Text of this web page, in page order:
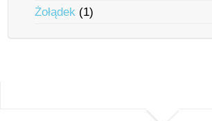
Żołądek (1)